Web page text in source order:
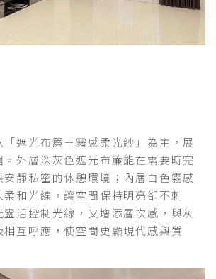
遮光布簾＋霧感柔光紗」為主，展
外層深灰色遮光布簾能在需要時完
靜私密的休憩環境；內層白色霧感
和光線，讓空間保持明亮卻不刺
活控制光線，又增添層次感，與灰
互呼應，使空間更顯現代感與質